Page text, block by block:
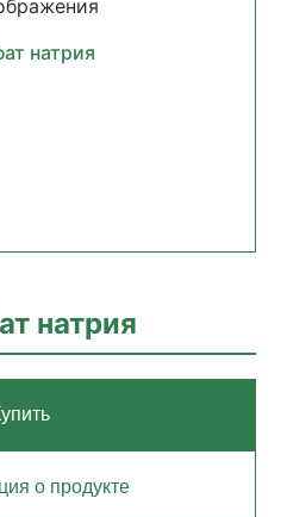
натрия
натрия
о продукте